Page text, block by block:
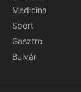
Medicina
Sport
Gasztro
Bulvár